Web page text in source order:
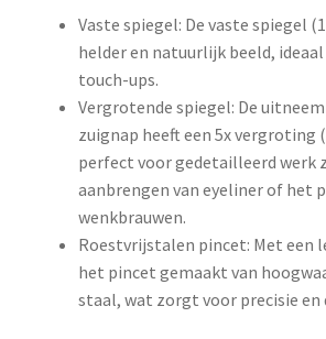
Vaste spiegel: De vaste spiegel
helder en natuurlijk beeld,
touch-ups.
Vergrotende spiegel: De
zuignap heeft een 5x vergroting
perfect voor gedetailleerd werk
aanbrengen van eyeliner of het
wenkbrauwen.
Roestvrijstalen pincet: Met een
het pincet gemaakt van
staal, wat zorgt voor precisie en